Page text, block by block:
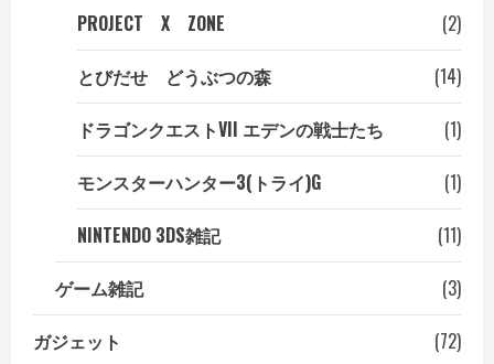
PROJECT X ZONE
(2)
とびだせ どうぶつの森
(14)
ドラゴンクエストVII エデンの戦士たち
(1)
モンスターハンター3(トライ)G
(1)
NINTENDO 3DS雑記
(11)
ゲーム雑記
(3)
ガジェット
(72)